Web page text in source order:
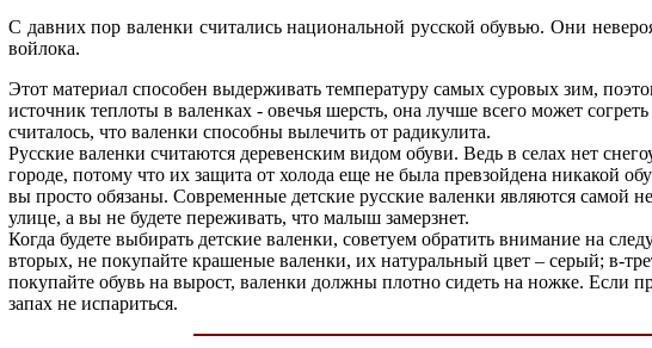
С давних пор валенки считались национальной русской обувью. Они
войлока.
Этот материал способен выдерживать температуру самых суровых зим,
источник теплоты в валенках - овечья шерсть, она лучше всего может
считалось, что валенки способны вылечить от радикулита.
Русские валенки считаются деревенским видом обуви. Ведь в селах нет
городе, потому что их защита от холода еще не была превзойдена никакой
вы просто обязаны. Современные детские русские валенки являются самой
улице, а вы не будете переживать, что малыш замерзнет.
Когда будете выбирать детские валенки, советуем обратить внимание на
вторых, не покупайте крашеные валенки, их натуральный цвет – серый; в-
покупайте обувь на вырост, валенки должны плотно сидеть на ножке. Если
запах не испариться.